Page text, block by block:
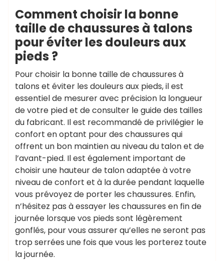
Comment choisir la bonne
taille de chaussures à talons
pour éviter les douleurs aux
pieds ?
Pour choisir la bonne taille de chaussures à
talons et éviter les douleurs aux pieds, il est
essentiel de mesurer avec précision la longueur
de votre pied et de consulter le guide des tailles
du fabricant. Il est recommandé de privilégier le
confort en optant pour des chaussures qui
offrent un bon maintien au niveau du talon et de
l’avant-pied. Il est également important de
choisir une hauteur de talon adaptée à votre
niveau de confort et à la durée pendant laquelle
vous prévoyez de porter les chaussures. Enfin,
n’hésitez pas à essayer les chaussures en fin de
journée lorsque vos pieds sont légèrement
gonflés, pour vous assurer qu’elles ne seront pas
trop serrées une fois que vous les porterez toute
la journée.